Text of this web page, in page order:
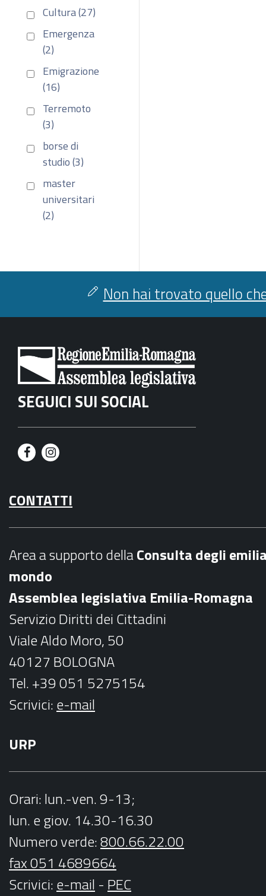
Cultura (27)
Emergenza
(2)
Emigrazione
(16)
Terremoto
(3)
borse di
studio (3)
master
universitari
(2)
Non hai trovato quello
SEGUICI SUI SOCIAL
F
c
e
k
I
s
t
a
m
CONTATTI
Area a supporto dellaConsulta degli
mondo
Assemblea legislativa Emilia-Romagna
Servizio Diritti dei Cittadini
Viale Aldo Moro, 50
40127 BOLOGNA
Tel. +39 051 5275154
Scrivici:e-mail
URP
Orari: lun.-ven. 9-13;
lun. e giov. 14.30-16.30
Numero verde:800.66.22.00
fax 051 4689664
Scrivici:e-mail - PEC